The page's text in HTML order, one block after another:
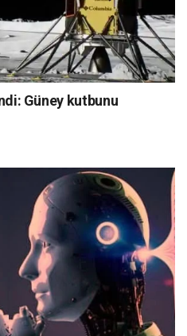
Güney kutbunu